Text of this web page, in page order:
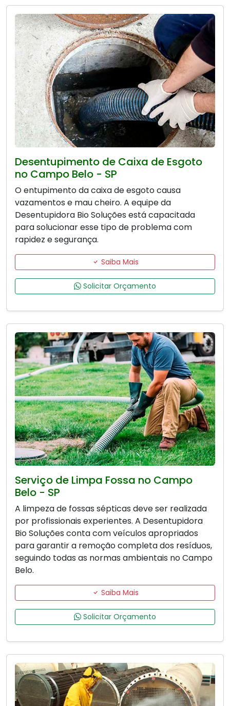
Desentupimento de Caixa de Esgoto
no Campo Belo - SP
O entupimento da caixa de esgoto causa
vazamentos e mau cheiro. A equipe da
Desentupidora Bio Soluções está capacitada
para solucionar esse tipo de problema com
rapidez e segurança.
Saiba Mais
Solicitar Orçamento
Serviço de Limpa Fossa no Campo
Belo - SP
A limpeza de fossas sépticas deve ser realizada
por profissionais experientes. A Desentupidora
Bio Soluções conta com veículos apropriados
para garantir a remoção completa dos resíduos,
seguindo todas as normas ambientais no Campo
Belo.
Saiba Mais
Solicitar Orçamento